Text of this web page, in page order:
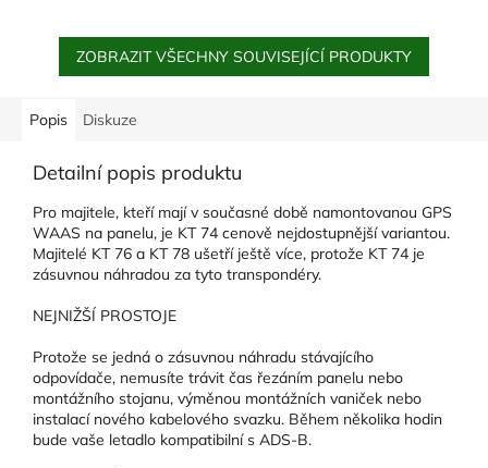
ZOBRAZIT VŠECHNY SOUVISEJÍCÍ PRODUKTY
Popis Diskuze
Detailní popis produktu
Pro majitele, kteří mají v současné době namontovanou GPS
WAAS na panelu, je KT 74 cenově nejdostupnější variantou.
Majitelé KT 76 a KT 78 ušetří ještě více, protože KT 74 je
zásuvnou náhradou za tyto transpondéry.
NEJNIŽŠÍ PROSTOJE
Protože se jedná o zásuvnou náhradu stávajícího
odpovídače, nemusíte trávit čas řezáním panelu nebo
montážního stojanu, výměnou montážních vaniček nebo
instalací nového kabelového svazku. Během několika hodin
bude vaše letadlo kompatibilní s ADS-B.